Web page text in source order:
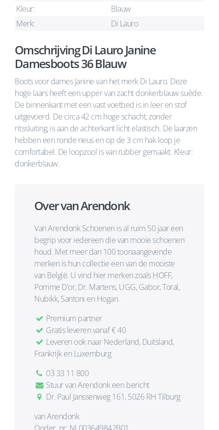
Kleur:
Blauw
Merk:
Di Lauro
Omschrijving Di Lauro Janine
Damesboots 36 Blauw
Boots voor dames Janine van het merk Di Lauro. Deze
hoge laars heeft een upper van zacht donkerblauw suède.
De binnenkant met een vast voetbed is in leer en stof
uitgevoerd. De circa 42 cm hoge schacht, zonder
ritssluiting, is aan de achterkant licht elastisch. De laarzen
hebben een ronde neus en op de 3 cm hak loop je
comfortabel. De loopzool is van rubber gemaakt. Kleur:
donkerblauw.
Over van Arendonk
Van Arendonk Schoenen is al ruim 50 jaar een
begrip voor iedereen die van mooie schoenen
houd. Met meer dan 100 toonaangevende
merken is hun collectie een van de mooiste
van België. U vind hier merken zoals HOFF,
Pomme D'or, Dr. Martens, UGG, Gabor, Toral,
Nubikk, Santoni en Hogan.
Premium partner
Gratis leveren vanaf € 40
Leveren ook naar Nederland, Duitsland,
Frankrijk en Luxemburg
03 33 11 800
Stuur van Arendonk een bericht
Dr. Paul Janssenweg 161, 5026 RH Tilburg
van Arendonk